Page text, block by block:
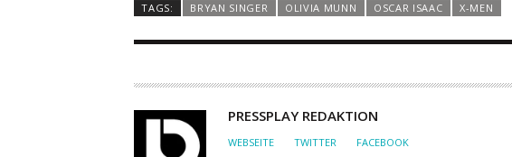
TAGS:
BRYAN SINGER OLIVIA MUNN OSCAR ISAAC X-MEN
A
U
PRESSPLAY REDAKTION
WEBSEITE TWITTER FACEBOOK